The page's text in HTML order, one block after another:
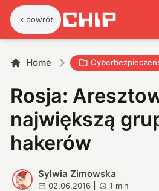
powrót
Home
Rosja:
największą
hakerów
S
Sylwia Zimowska
02.06.2016 1 min